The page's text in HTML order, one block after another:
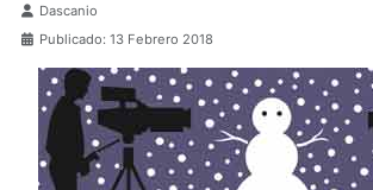
Detalles
Dascanio
Publicado: 13 Febrero 2018